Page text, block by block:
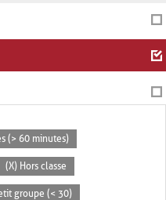
(> 60 minutes)
(X) Hors classe
groupe (< 30)